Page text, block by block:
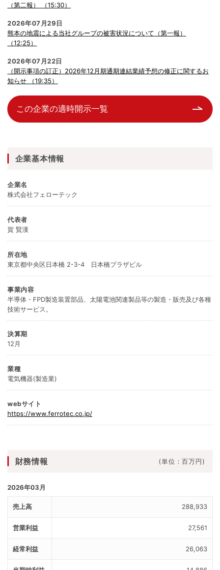
（第二報） （15:30）
2026年07月29日
熊本の地震による当社グループの被害状況について（第一報）
（12:25）
2026年07月22日
（開示事項の訂正）2026年12月期通期連結業績予想の修正に関するお
知らせ （19:35）
この企業の適時開示一覧
企業基本情報
企業名
株式会社フェローテック
代表者
賀 賢漢
所在地
東京都中央区日本橋 2-3-4 日本橋プラザビル
事業内容
半導体・FPD製造装置部品、太陽電池関連製品等の製造・販売及び各種
技術サービス。
決算期
12月
業種
電気機器(製造業)
webサイト
https://www.ferrotec.co.jp/
財務情報 (単位：百万円)
2026年03月
288,933
27,561
26,063